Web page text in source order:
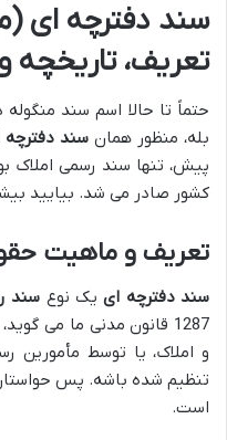
سند دفترچه ای
تعریف، تاریخچه
حتماً تا حالا اسم سند
بله، منظور همان سند دفترچه
پیش، تنها سند رسمی املاک
کشور صادر می شد. بیایید
تعریف و ماهیت
سند دفترچه اییک نوع سند
1287 قانون مدنی ما می
و املاک، یا توسط
تنظیم شده باشه. پس حواستان
است.